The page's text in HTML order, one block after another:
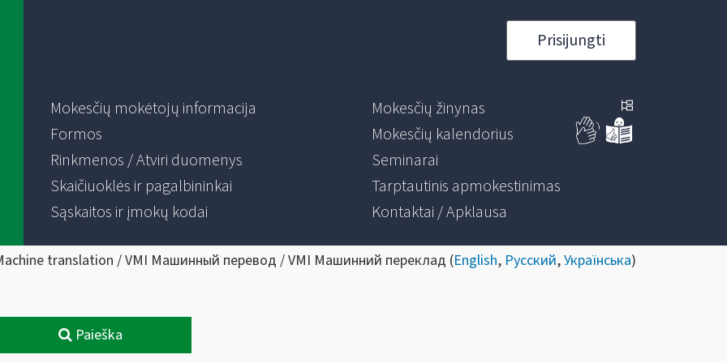
Prisijungti
Mokesčių mokėtojų informacija
Formos
Rinkmenos / Atviri duomenys
Skaičiuoklės ir pagalbininkai
Sąskaitos ir įmokų kodai
Mokesčių žinynas
Mokesčių kalendorius
Seminarai
Tarptautinis apmokestinimas
Kontaktai / Apklausa
translation / VMI Машинный перевод / VMI Машинний переклад (English, Русский,Українська)
Paieška